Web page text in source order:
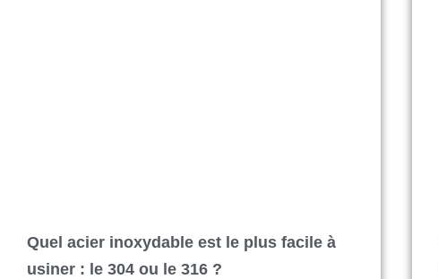
Quel acier inoxydable est le plus facile à
usiner : le 304 ou le 316 ?